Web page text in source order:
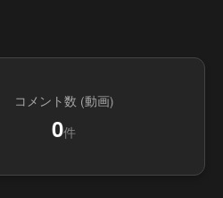
コメント数 (動画)
0件